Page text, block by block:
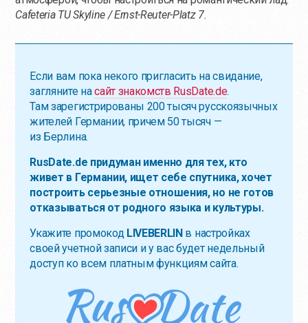
Cafeteria TU Skyline / Ernst-Reuter-Platz 7.
Если вам пока некого пригласить на свидание,
загляните насайт знакомств RusDate.de.
Там зарегистрированы 200 тысяч русскоязычных
жителей Германии, причем 50 тысяч —
из Берлина.
RusDate.de придуман именно для тех, кто
живет в Германии, ищет себе спутника, хочет
построить серьезные отношения, но не готов
отказываться от родного языка и культуры.
Укажите промокод LIVEBERLINв настройках
своей учетной записи и у вас будет недельный
доступ ко всем платным функциям сайта.